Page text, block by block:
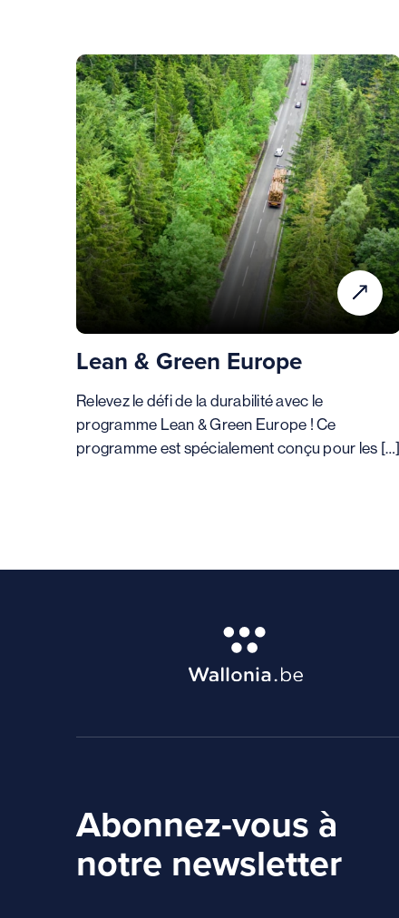
Lean & Green Europe
Relevez le défi de la durabilité avec le
programme Lean & Green Europe ! Ce
programme est spécialement conçu pour les […]
Abonnez-vous à
notre newsletter